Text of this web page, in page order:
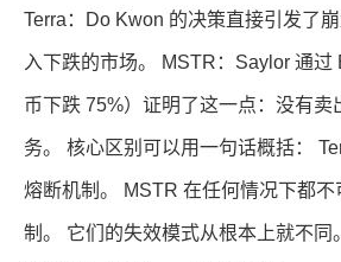
Terra：Do Kwon 的决策直接引发了
入下跌的市场。 MSTR：Saylor 通
币下跌 75%）证明了这一点：没有
务。 核心区别可以用一句话概括：
熔断机制。 MSTR 在任何情况下都
制。 它们的失效模式从根本上就不同